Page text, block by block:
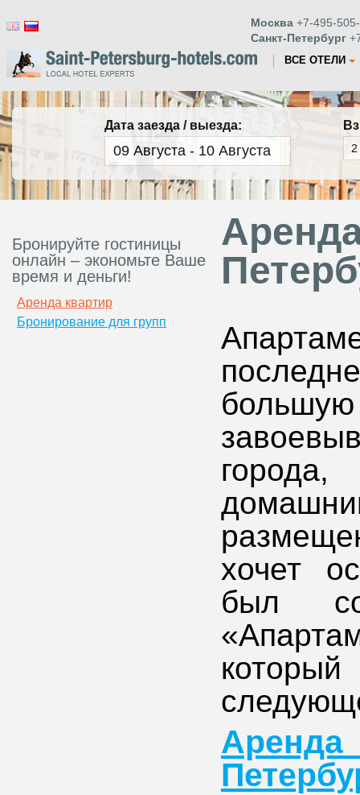
Москва +7-495-
Санкт-Петербург
ВСЕ ОТЕЛИ
Дата заезда / выезда:
Бронируйте гостиницы
онлайн – экономьте Ваше
время и деньги!
Аренда квартир
Бронирование для групп
хочет
был